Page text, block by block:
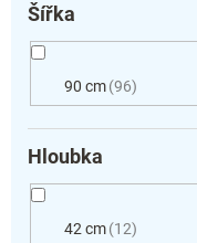
Šířka
90 cm 96
Hloubka
42 cm 12